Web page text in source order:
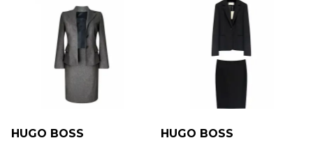
HUGO BOSS HUGO BOSS